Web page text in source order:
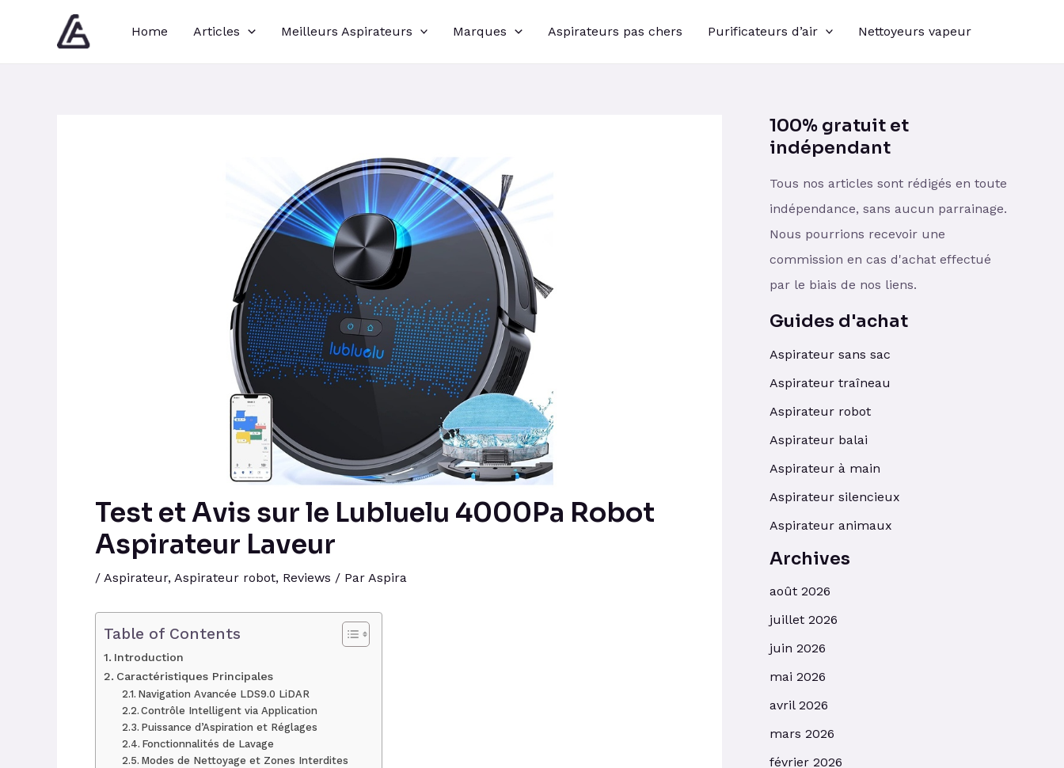
Home Articles Meilleurs Aspirateurs Marques Aspirateurs pas chers Purificateurs d’air Nettoyeurs vapeur
Test et Avis sur le Lubluelu 4000Pa Robot
Aspirateur Laveur
/ Aspirateur, Aspirateur robot, Reviews / Par Aspira
Table of Contents
Introduction
Caractéristiques Principales
Navigation Avancée LDS9.0 LiDAR
Contrôle Intelligent via Application
Puissance d’Aspiration et Réglages
Fonctionnalités de Lavage
Modes de Nettoyage et Zones Interdites
100% gratuit et
indépendant
Tous nos articles sont rédigés en toute
indépendance, sans aucun parrainage.
Nous pourrions recevoir une
commission en cas d'achat effectué
par le biais de nos liens.
Guides d'achat
Aspirateur sans sac
Aspirateur traîneau
Aspirateur robot
Aspirateur balai
Aspirateur à main
Aspirateur silencieux
Aspirateur animaux
Archives
août 2026
juillet 2026
juin 2026
mai 2026
avril 2026
mars 2026
février 2026